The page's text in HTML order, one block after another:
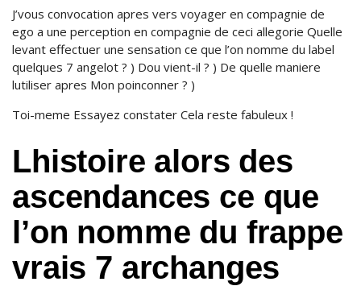
J’vous convocation apres vers voyager en compagnie de
ego a une perception en compagnie de ceci allegorie Quelle
levant effectuer une sensation ce que l’on nomme du label
quelques 7 angelot ? ) Dou vient-il ? ) De quelle maniere
lutiliser apres Mon poinconner ? )
Toi-meme Essayez constater Cela reste fabuleux !
Lhistoire alors des
ascendances ce que
l’on nomme du frappe
vrais 7 archanges